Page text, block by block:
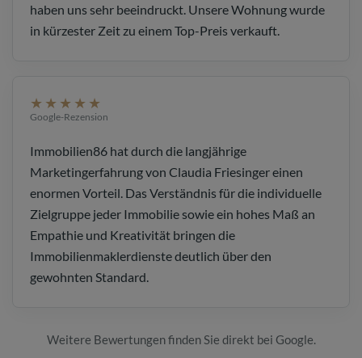
haben uns sehr beeindruckt. Unsere Wohnung wurde
in kürzester Zeit zu einem Top-Preis verkauft.
★★★★★
Google-Rezension
Immobilien86 hat durch die langjährige
Marketingerfahrung von Claudia Friesinger einen
enormen Vorteil. Das Verständnis für die individuelle
Zielgruppe jeder Immobilie sowie ein hohes Maß an
Empathie und Kreativität bringen die
Immobilienmaklerdienste deutlich über den
gewohnten Standard.
Weitere Bewertungen finden Sie direkt bei Google.